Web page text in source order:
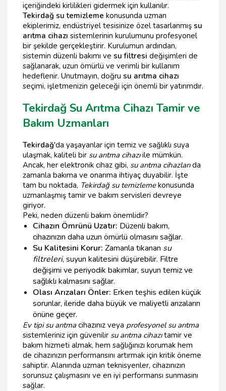
içeriğindeki kirlilikleri gidermek için kullanılır.
Tekirdağ su temizleme konusunda uzman
ekiplerimiz, endüstriyel tesisinize özel tasarlanmış su
arıtma cihazı sistemlerinin kurulumunu profesyonel
bir şekilde gerçekleştirir. Kurulumun ardından,
sistemin düzenli bakımı ve su filtresi değişimleri de
sağlanarak, uzun ömürlü ve verimli bir kullanım
hedeflenir. Unutmayın, doğru su arıtma cihazı
seçimi, işletmenizin geleceği için önemli bir yatırımdır.
Tekirdağ Su Arıtma Cihazı Tamir ve
Bakım Uzmanları
Tekirdağ'da yaşayanlar için temiz ve sağlıklı suya
ulaşmak, kaliteli bir su arıtma cihazıile mümkün.
Ancak, her elektronik cihaz gibi, su arıtma cihazlarıda
zamanla bakıma ve onarıma ihtiyaç duyabilir. İşte
tam bu noktada, Tekirdağ su temizlemekonusunda
uzmanlaşmış tamir ve bakım servisleri devreye
giriyor.
Peki, neden düzenli bakım önemlidir?
Cihazın Ömrünü Uzatır: Düzenli bakım,
cihazınızın daha uzun ömürlü olmasını sağlar.
Su Kalitesini Korur: Zamanla tıkanan su
filtreleri, suyun kalitesini düşürebilir. Filtre
değişimi ve periyodik bakımlar, suyun temiz ve
sağlıklı kalmasını sağlar.
Olası Arızaları Önler: Erken teşhis edilen küçük
sorunlar, ileride daha büyük ve maliyetli arızaların
önüne geçer.
Ev tipi su arıtmacihazınız veya profesyonel su arıtma
sistemleriniz için güvenilir su arıtma cihazıtamir ve
bakım hizmeti almak, hem sağlığınızı korumak hem
de cihazınızın performansını artırmak için kritik öneme
sahiptir. Alanında uzman teknisyenler, cihazınızın
sorunsuz çalışmasını ve en iyi performansı sunmasını
sağlar.